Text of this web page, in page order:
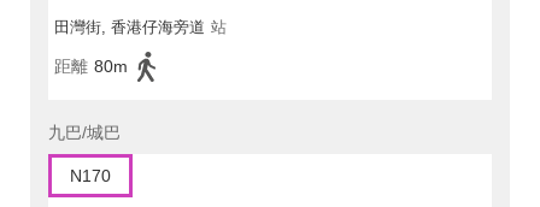
田灣街, 香港仔海旁道 站
距離 80m
九巴/城巴
N170